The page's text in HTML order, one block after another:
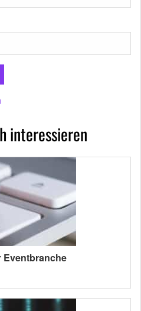
interessieren
Eventbranche